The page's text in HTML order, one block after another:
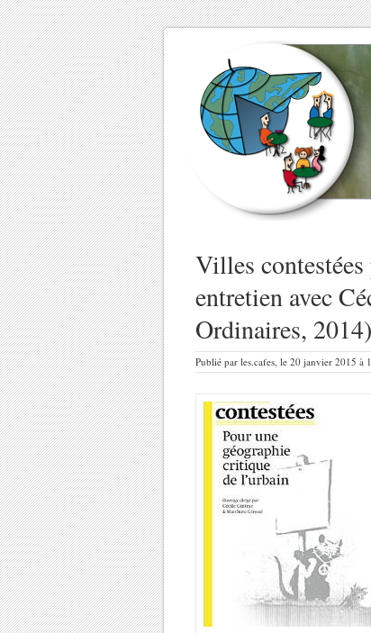
Villes
entretien avec
Ordinaires,
Publié par les.cafes, le 20 janvier 2015 à